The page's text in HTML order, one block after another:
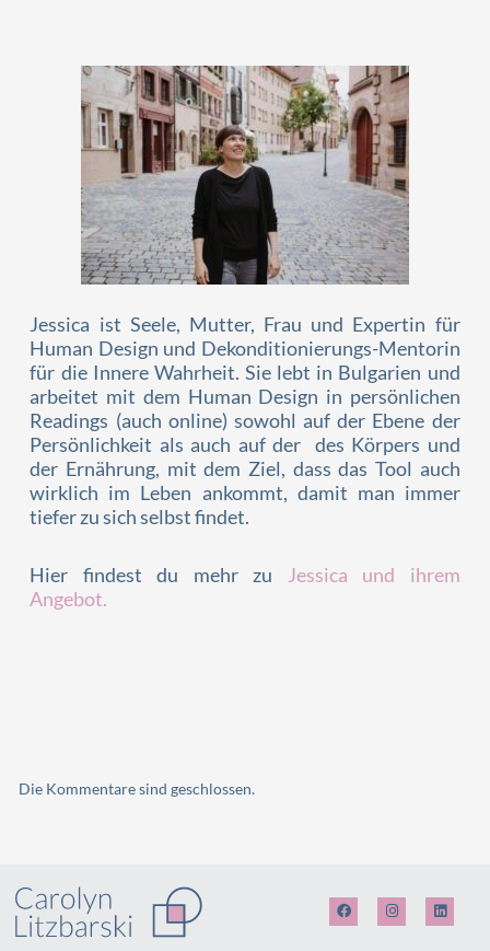
Jessica ist Seele, Mutter, Frau und Expertin für
Human Design und Dekonditionierungs-Mentorin
für die Innere Wahrheit. Sie lebt in Bulgarien und
arbeitet mit dem Human Design in persönlichen
Readings (auch online) sowohl auf der Ebene der
Persönlichkeit als auch auf der des Körpers und
der Ernährung, mit dem Ziel, dass das Tool auch
wirklich im Leben ankommt, damit man immer
tiefer zu sich selbst findet.
Hier findest du mehr zu
Jessica und ihrem
Angebot.
Die Kommentare sind geschlossen.
F
a
c
I
n
s
L
i
n